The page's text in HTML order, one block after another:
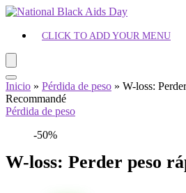
CLICK TO ADD YOUR MENU
Inicio » Pérdida de peso » W-loss:
Recommandé
Pérdida de peso
-50%
W-loss: Perder peso